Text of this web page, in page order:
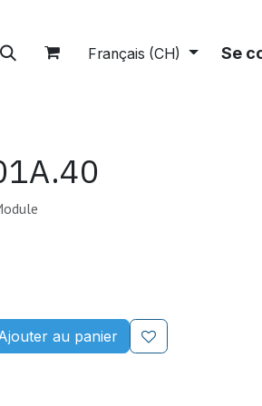
A propos Boutique
Français (CH) Se
au panier